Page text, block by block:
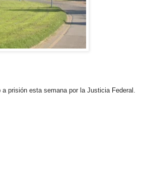
prisión esta semana por la Justicia Federal.